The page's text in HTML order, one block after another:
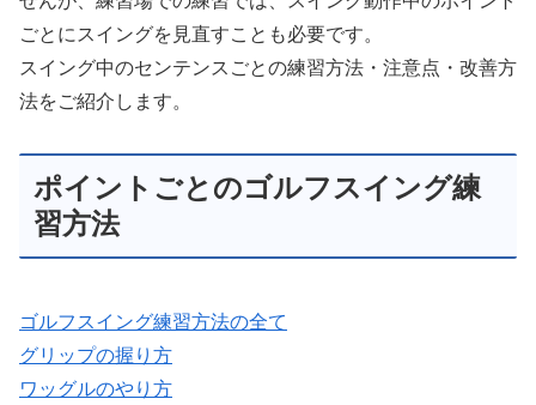
ごとにスイングを見直すことも必要です。
スイング中のセンテンスごとの練習方法・注意点・改善方
法をご紹介します。
ポイントごとのゴルフスイング練
習方法
ゴルフスイング練習方法の全て
グリップの握り方
ワッグルのやり方